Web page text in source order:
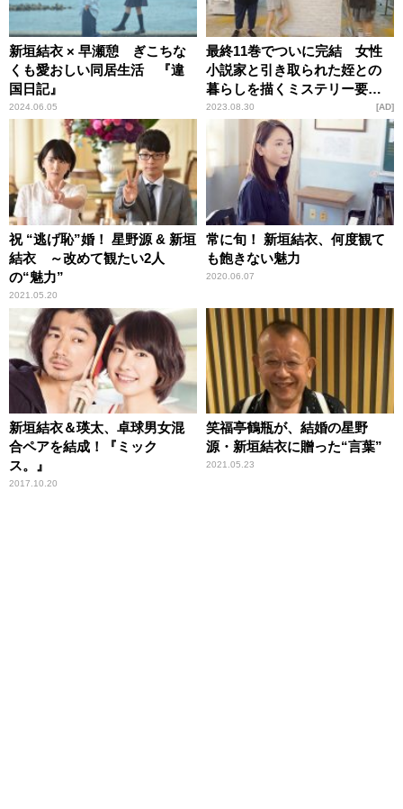
新垣結衣 × 早瀬憩 ぎこちな
くも愛おしい同居生活 『違
国日記』
2024.06.05
最終11巻でついに完結 女性
小説家と引き取られた姪との
暮らしを描くミステリー要素
を含んだ繊細なストーリー
『違国日記』の魅力
2023.08.30 AD
祝 “逃げ恥”婚！ 星野源 & 新垣
結衣 ～改めて観たい2人
の“魅力”
2021.05.20
常に旬！ 新垣結衣、何度観て
も飽きない魅力
2020.06.07
新垣結衣＆瑛太、卓球男女混
合ペアを結成！『ミック
ス。』
2017.10.20
笑福亭鶴瓶が、結婚の星野
源・新垣結衣に贈った“言葉”
2021.05.23